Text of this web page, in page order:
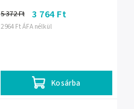
2 964 Ft ÁFA nélkül
5 372 Ft 3 764 Ft
Kosárba